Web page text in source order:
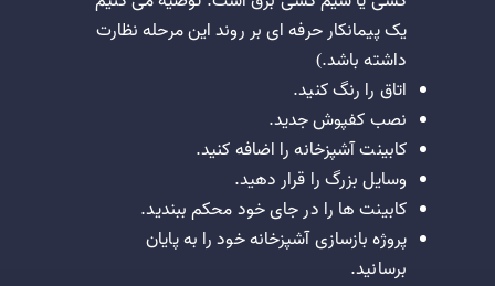
یک پیمانکار حرفه ای بر روند این مرحله نظارت
داشته باشد.)
اتاق را رنگ کنید.
نصب کفپوش جدید.
کابینت آشپزخانه را اضافه کنید.
وسایل بزرگ را قرار دهید.
کابینت ها را در جای خود محکم ببندید.
پروژه بازسازی آشپزخانه خود را به پایان
برسانید.